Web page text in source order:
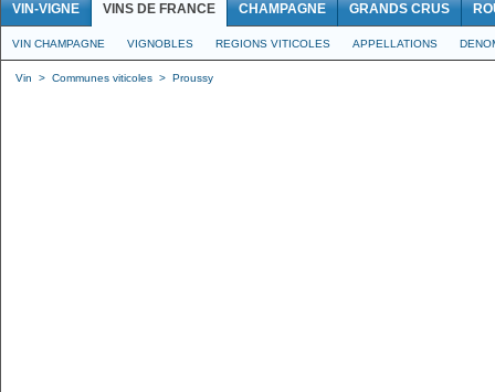
VIN-VIGNE VINS DE FRANCE CHAMPAGNE GRANDS CRUS
VIN CHAMPAGNE VIGNOBLES REGIONS VITICOLES APPELLATIONS
Vin > Communes viticoles > Proussy